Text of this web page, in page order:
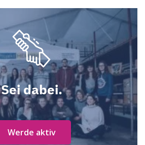
Sei dabei.
Werde aktiv